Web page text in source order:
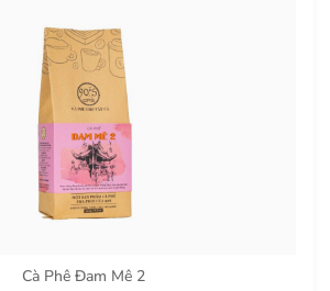
nhiều
biến
thể.
Các
tùy
chọn
có
thể
được
trên
Cà Phê Đam Mê 2